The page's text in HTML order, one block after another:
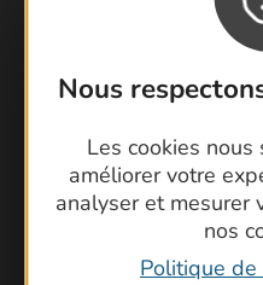
Nous
Les cookies
améliorer votre
analyser et mesurer
nos
Politique
Foire